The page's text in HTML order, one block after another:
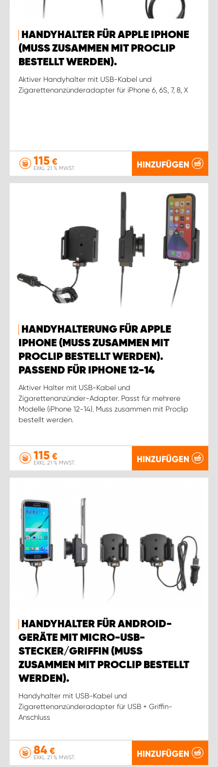
HANDYHALTER FÜR APPLE IPHONE
(MUSS ZUSAMMEN MIT PROCLIP
BESTELLT WERDEN).
Aktiver Handyhalter mit USB-Kabel und
Zigarettenanzünderadapter für iPhone 6, 6S, 7, 8, X
115 €
EXKL. 21 % MWST. HINZUFÜGEN
HANDYHALTERUNG FÜR APPLE
IPHONE (MUSS ZUSAMMEN MIT
PROCLIP BESTELLT WERDEN).
PASSEND FÜR IPHONE 12-14
Aktiver Halter mit USB-Kabel und
Zigarettenanzünder-Adapter. Passt für mehrere
Modelle (iPhone 12-14). Muss zusammen mit Proclip
bestellt werden.
115 €
EXKL. 21 % MWST. HINZUFÜGEN
HANDYHALTER FÜR ANDROID-
GERÄTE MIT MICRO-USB-
STECKER/GRIFFIN (MUSS
ZUSAMMEN MIT PROCLIP BESTELLT
WERDEN).
Handyhalter mit USB-Kabel und
Zigarettenanzünderadapter für USB + Griffin-
Anschluss
84 €
EXKL. 21 % MWST. HINZUFÜGEN